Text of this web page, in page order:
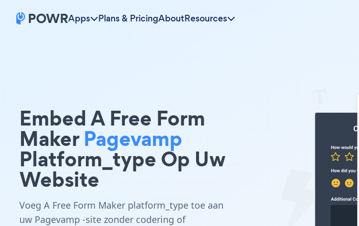
Apps Plans & PricingAboutResources
Embed A Free Form
MakerPagevamp
Platform_type Op Uw
Website
Voeg A Free Form Maker platform_type toe aan
uw Pagevamp -site zonder codering of